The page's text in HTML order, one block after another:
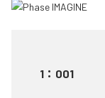
1 ： 001